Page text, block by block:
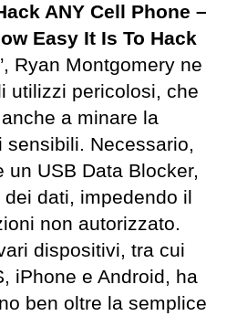
ANY Cell Phone –
Easy It Is To Hack
Ryan Montgomery ne
utilizzi pericolosi, che
a minare la
Necessario,
un USB Data Blocker,
dati, impedendo il
non autorizzato.
dispositivi, tra cui
iPhone e Android, ha
ben oltre la semplice